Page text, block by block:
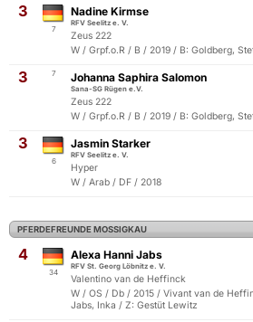
3
7
Nadine Kirmse
RFV Seelitz e. V.
Zeus 222
W / Grpf.o.R / B / 2019 / B: Goldberg,
3 7 Johanna Saphira Salomon
Sana-SG Rügen e.V.
Zeus 222
W / Grpf.o.R / B / 2019 / B: Goldberg,
3
6
Jasmin Starker
RFV Seelitz e. V.
Hyper
W / Arab / DF / 2018
PFERDEFREUNDE MOSSIGKAU
4
34
Alexa Hanni Jabs
RFV St. Georg Löbnitz e. V.
Valentino van de Heffinck
W / OS / Db / 2015 / Vivant van de
Jabs, Inka / Z: Gestüt Lewitz